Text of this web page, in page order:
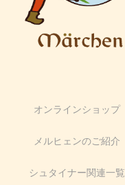
オンラインショップ
メルヒェンのご紹介
シュタイナー関連一覧